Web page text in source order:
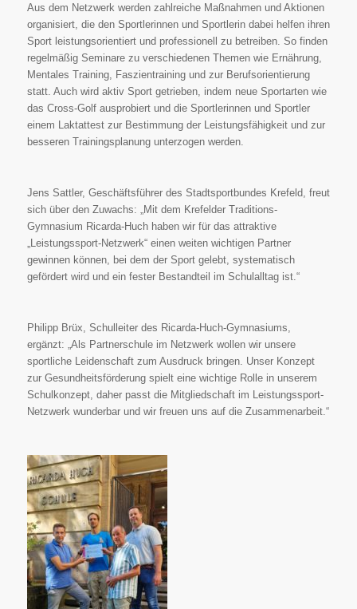
Aus dem Netzwerk werden zahlreiche Maßnahmen und Aktionen
organisiert, die den Sportlerinnen und Sportlerin dabei helfen ihren
Sport leistungsorientiert und professionell zu betreiben. So finden
regelmäßig Seminare zu verschiedenen Themen wie Ernährung,
Mentales Training, Faszientraining und zur Berufsorientierung
statt. Auch wird aktiv Sport getrieben, indem neue Sportarten wie
das Cross-Golf ausprobiert und die Sportlerinnen und Sportler
einem Laktattest zur Bestimmung der Leistungsfähigkeit und zur
besseren Trainingsplanung unterzogen werden.
Jens Sattler, Geschäftsführer des Stadtsportbundes Krefeld, freut
sich über den Zuwachs: „Mit dem Krefelder Traditions-
Gymnasium Ricarda-Huch haben wir für das attraktive
„Leistungssport-Netzwerk“ einen weiten wichtigen Partner
gewinnen können, bei dem der Sport gelebt, systematisch
gefördert wird und ein fester Bestandteil im Schulalltag ist.“
Philipp Brüx, Schulleiter des Ricarda-Huch-Gymnasiums,
ergänzt: „Als Partnerschule im Netzwerk wollen wir unsere
sportliche Leidenschaft zum Ausdruck bringen. Unser Konzept
zur Gesundheitsförderung spielt eine wichtige Rolle in unserem
Schulkonzept, daher passt die Mitgliedschaft im Leistungssport-
Netzwerk wunderbar und wir freuen uns auf die Zusammenarbeit.“